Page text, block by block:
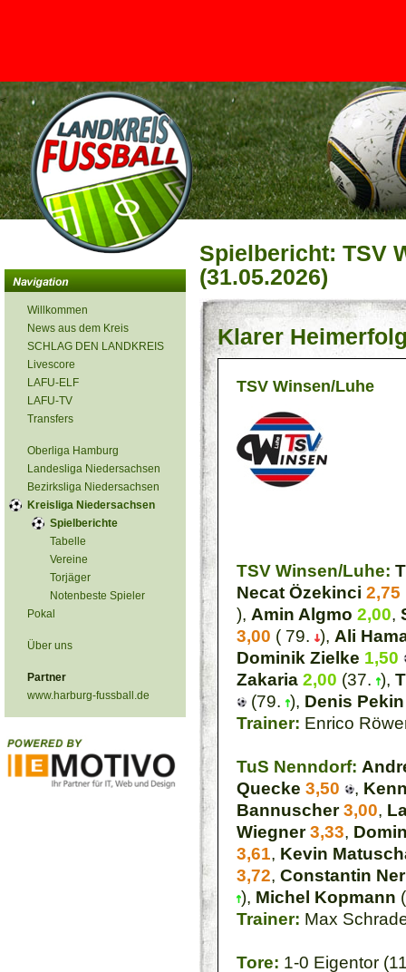
<
Willkommen
News aus dem Kreis
SCHLAG DEN LANDKREIS
Livescore
LAFU-ELF
LAFU-TV
Transfers
Oberliga Hamburg
Landesliga Niedersachsen
Bezirksliga Niedersachsen
Kreisliga Niedersachsen
Spielberichte
Tabelle
Vereine
Torjäger
Notenbeste Spieler
Pokal
Über uns
Partner
www.harburg-fussball.de
Spielbericht: TSV
(31.05.2026)
Klarer
TSV Winsen/Luhe
TSV Winsen/Luhe:
Necat Özekinci 2,75
), Amin Algmo 2,00,
3,00 ( 79. ), Ali
Dominik Zielke 1,50
Zakaria 2,00 (37. ),
(79. ), Denis Pekin
Trainer: Enrico
TuS Nenndorf:
Quecke 3,50 ,
Bannuscher 3,00,
Wiegner 3,33,
3,61, Kevin
3,72, Constantin
), Michel Kopmann
Trainer: Max
Tore: 1-0 Eigentor